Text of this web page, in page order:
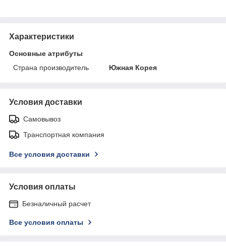
Характеристики
Основные атрибуты
Страна производитель
Южная Корея
Условия доставки
Самовывоз
Транспортная компания
Все условия доставки
Условия оплаты
Безналичный расчет
Все условия оплаты